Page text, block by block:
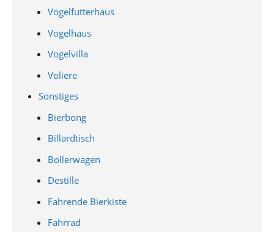
Vogelfutterhaus
Vogelhaus
Vogelvilla
Voliere
Sonstiges
Bierbong
Billardtisch
Bollerwagen
Destille
Fahrende Bierkiste
Fahrrad